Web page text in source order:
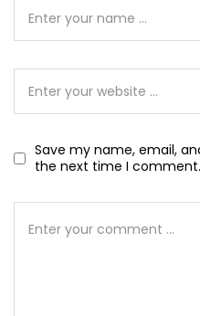
Save my name, email,
the next time I comment.